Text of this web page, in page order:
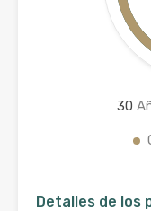
30
Detalles de los